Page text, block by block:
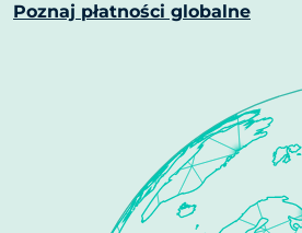
Poznaj płatności globalne